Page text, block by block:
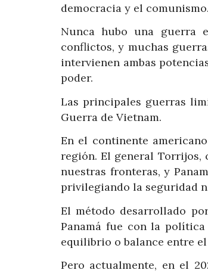
democracia y el comunismo.
Nunca hubo una guerra
conflictos, y muchas
intervienen ambas
poder.
Las principales guerras
Guerra de Vietnam.
En el continente
región. El general Torrijos,
nuestras fronteras, y
privilegiando la seguridad
El método desarrollado
Panamá fue con la
equilibrio o balance entre
Pero actualmente, en el